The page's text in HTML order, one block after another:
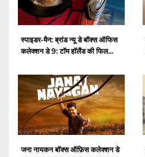
स्पाइडर-मैन: ब्रांड न्यू डे बॉक्स ऑफिस
कलेक्शन डे 9: टॉम हॉलैंड की फिल...
जना नायकन बॉक्स ऑफ़िस कलेक्शन डे